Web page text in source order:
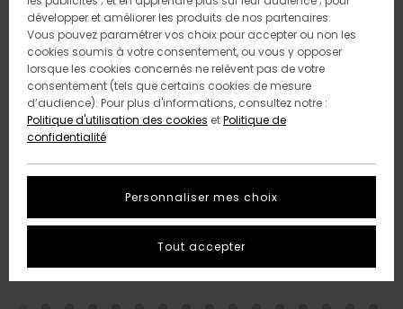
développer et améliorer les produits de nos partenaires.
Vous pouvez paramétrer vos choix pour accepter ou non les
cookies soumis à votre consentement, ou vous y opposer
lorsque les cookies concernés ne relèvent pas de votre
consentement (tels que certains cookies de mesure
d’audience). Pour plus d'informations, consultez notre :
Politique d'utilisation des cookies etPolitique de
confidentialité
Personnaliser mes choix
Tout accepter